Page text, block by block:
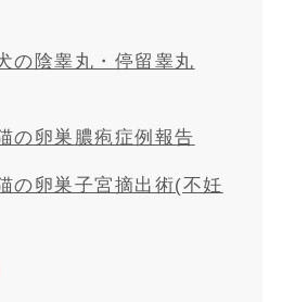
の陰睾丸・停留睾丸
の卵巣膿疱症例報告
の卵巣子宮摘出術(不妊